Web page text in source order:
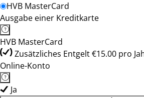
HVB MasterCard
Ausgabe einer Kreditkarte
HVB MasterCard
Zusätzliches Entgelt €15.00 pro
Online-Konto
Ja